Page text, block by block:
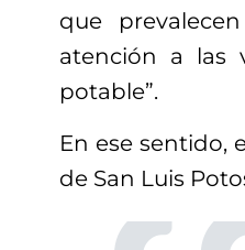
que
atención a las
potable”.
En ese sentido,
de San Luis